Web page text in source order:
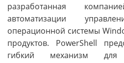
разработанная
автоматизации
операционной системы
продуктов. PowerShell
гибкий механизм для